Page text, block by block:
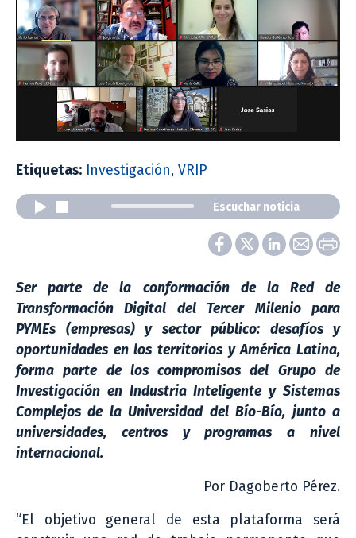
Etiquetas: Investigación, VRIP
Escuchar noticia
Ser parte de la conformación de la Red de
Transformación Digital del Tercer Milenio para
PYMEs (empresas) y sector público: desafíos y
oportunidades en los territorios y América Latina,
forma parte de los compromisos del Grupo de
Investigación en Industria Inteligente y Sistemas
Complejos de la Universidad del Bío-Bío, junto a
universidades, centros y programas a nivel
internacional.
Por Dagoberto Pérez.
“El objetivo general de esta plataforma será